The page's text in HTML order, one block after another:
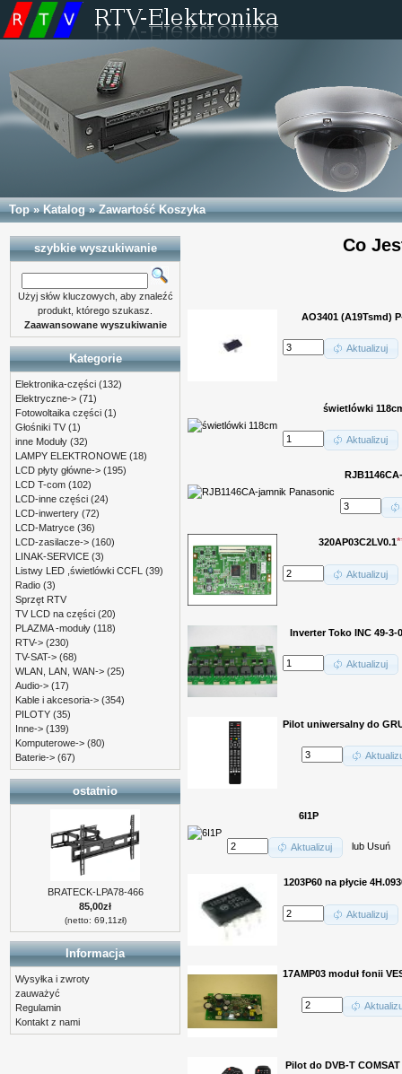
Top»Katalog»Zawartość Koszyka
Co
AO3401 (A19Tsmd)
Aktualizuj
świetlówki
Aktualizuj
320AP03C2LV0.1
Aktualizuj
Inverter Toko INC 49-3-
Aktualizuj
Pilot uniwersalny do
6I1P
Aktualizuj lub Usuń
1203P60 na płycie
Aktualizuj
17AMP03 moduł fonii
Pilot do DVB-T COMSAT
szybkie wyszukiwanie
Użyj słów kluczowych, aby znaleźć
produkt, którego szukasz.
Zaawansowane wyszukiwanie
Kategorie
Elektronika-części (132)
Elektryczne-> (71)
Fotowoltaika części (1)
Głośniki TV (1)
inne Moduły (32)
LAMPY ELEKTRONOWE (18)
LCD płyty główne-> (195)
LCD T-com (102)
LCD-inne części (24)
LCD-inwertery (72)
LCD-Matryce (36)
LCD-zasilacze-> (160)
LINAK-SERVICE (3)
Listwy LED ,świetlówki CCFL
(39)
Radio (3)
Sprzęt RTV
TV LCD na części (20)
PLAZMA -moduły (118)
RTV-> (230)
TV-SAT-> (68)
WLAN, LAN, WAN-> (25)
Audio-> (17)
Kable i akcesoria-> (354)
PILOTY (35)
Inne-> (139)
Komputerowe-> (80)
Baterie-> (67)
ostatnio
BRATECK-LPA78-466
85,00zł
(netto: 69,11zł)
Informacja
Wysyłka i zwroty
zauważyć
Regulamin
Kontakt z nami